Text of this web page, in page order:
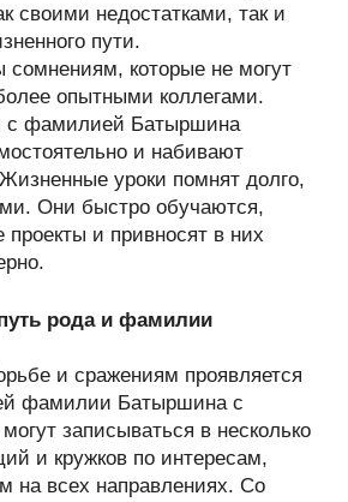
своими недостатками, так и
пути.
которые не могут
опытными коллегами.
с фамилией Батыршина
и набивают
уроки помнят долго,
Они быстро обучаются,
проекты и привносят в них
рода и фамилии
и сражениям проявляется
фамилии Батыршина с
записываться в несколько
и кружков по интересам,
на всех направлениях. Со